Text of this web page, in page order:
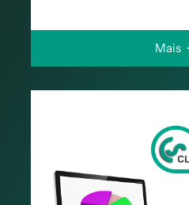
Mais